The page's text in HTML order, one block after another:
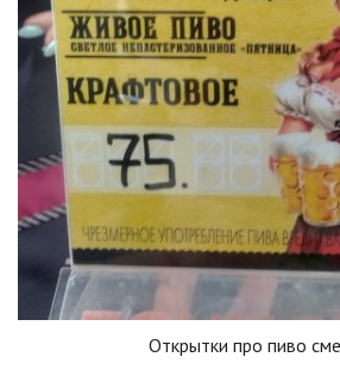
Открытки про пиво